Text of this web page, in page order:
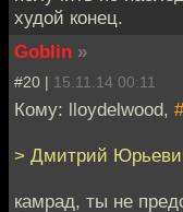
худой конец.
Goblin »
#20 | 15.11.14 00:11
Кому: lloydelwood,
> Дмитрий
камрад, ты не